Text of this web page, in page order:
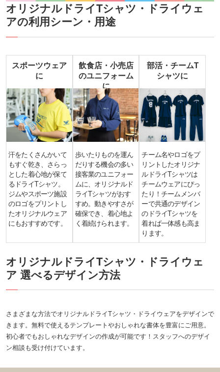
オリジナルドライTシャツ・ドライウェ
アの利用シーン・用途
スポーツウェア
に
汗をたくさんかいて
もすぐ乾き、さらっ
とした着心地が保て
るドライTシャツ。
ジムやスポーツ施設
のロゴをプリントし
たオリジナルウェア
にもおすすめです。
飲食店・小売店
のユニフォーム
に
歩いたりものを運ん
だりする機会の多い
接客業のユニフォー
ムに、オリジナルド
ライTシャツがおす
すめ。動きやすさが
確保でき、着心地よ
く着続けられます。
部活・チームT
シャツに
チーム名やロゴをプ
リントしたオリジナ
ルドライTシャツは
チームウェアにぴっ
たり！チームメンバ
ーで共通のデザイン
のドライTシャツを
着れば一体感も高ま
ります。
オリジナルドライTシャツ・ドライウェ
ア 選べるデザイン方法
さまざまな方法でオリジナルドライTシャツ・ドライウェアをデザインで
きます。無料で使えるテンプレートやおしゃれな書体を豊富にご用意。
初心者でもおしゃれなデザインの作成が可能です！スタッフへのデザイ
ン相談も受け付けています。